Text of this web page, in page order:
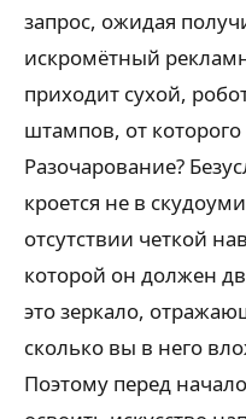
запрос, ожидая
искромётный
приходит сухой,
штампов, от
Разочарование?
кроется не в
отсутствии четкой
которой он должен
это зеркало,
сколько вы в него
Поэтому перед